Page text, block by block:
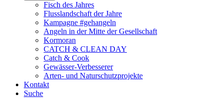
Fisch des Jahres
Flusslandschaft der Jahre
Kampagne #gehangeln
Angeln in der Mitte der Gesellschaft
Kormoran
CATCH & CLEAN DAY
Catch & Cook
Gewässer-Verbesserer
Arten- und Naturschutzprojekte
Kontakt
Suche